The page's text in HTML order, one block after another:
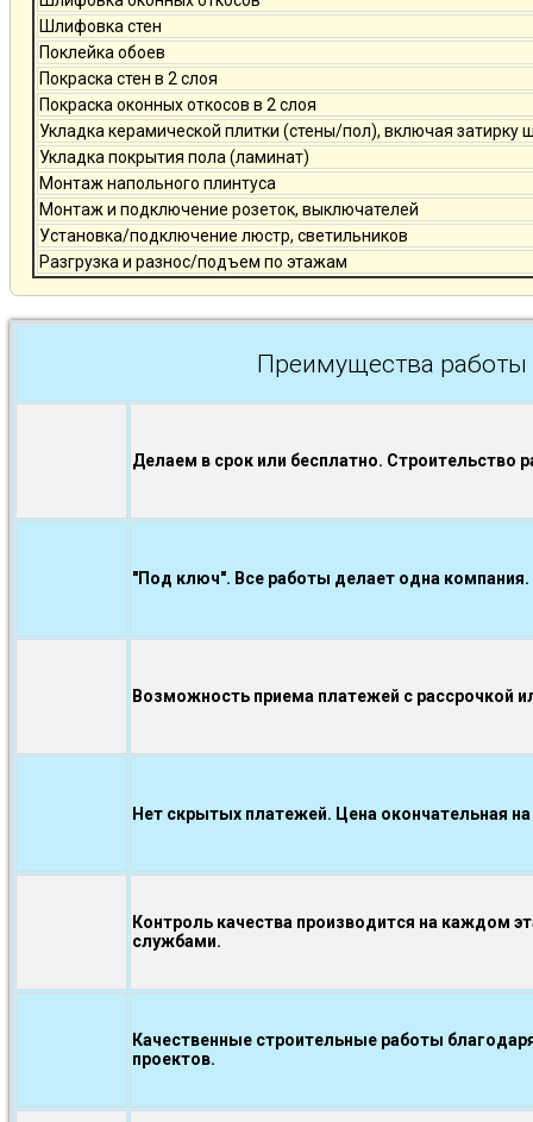
Шлифовка стен
Поклейка обоев
Покраска стен в 2 слоя
Покраска оконных откосов в 2 слоя
Укладка керамической плитки (стены/пол), включая затирку
Укладка покрытия пола (ламинат)
Монтаж напольного плинтуса
Монтаж и подключение розеток, выключателей
Установка/подключение люстр, светильников
Разгрузка и разнос/подъем по этажам
Преимущества
Делаем в срок или бесплатно. Строительство
"Под ключ". Все работы делает одна компания.
Возможность приема платежей с рассрочкой
Нет скрытых платежей. Цена окончательная
Контроль качества производится на каждом
службами.
Качественные строительные работы
проектов.